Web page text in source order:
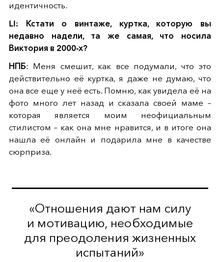
идентичность.
LI: Кстати о винтаже, куртка, которую вы
недавно надели, та же самая, что носила
Виктория в 2000-х?
НПБ: Меня смешит, как все подумали, что это
действительно её куртка, я даже не думаю, что
она все еще у неё есть. Помню, как увидела её на
фото много лет назад и сказала своей маме –
которая является моим неофициальным
стилистом – как она мне нравится, и в итоге она
нашла её онлайн и подарила мне в качестве
сюрприза.
«Отношения дают нам силу
и мотивацию, необходимые
для преодоления жизненных
испытаний»